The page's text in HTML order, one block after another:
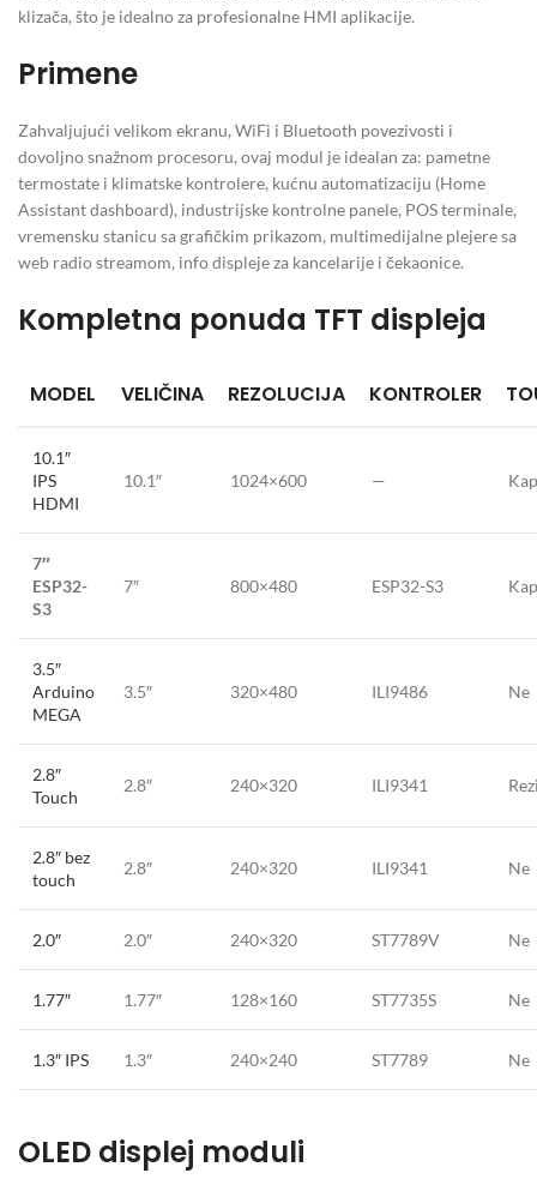
klizača, što je idealno za profesionalne HMI aplikacije.
Primene
Zahvaljujući velikom ekranu, WiFi i Bluetooth povezivosti i
dovoljno snažnom procesoru, ovaj modul je idealan za: pametne
termostate i klimatske kontrolere, kućnu automatizaciju (Home
Assistant dashboard), industrijske kontrolne panele, POS terminale,
vremensku stanicu sa grafičkim prikazom, multimedijalne plejere sa
web radio streamom, info displeje za kancelarije i čekaonice.
Kompletna ponuda TFT displeja
MODEL VELIČINA REZOLUCIJA KONTROLER
10.1″
IPS
HDMI
10.1″ 1024×600 —
7″
ESP32-
S3
7″ 800×480 ESP32-S3
3.5″
Arduino
MEGA
3.5″ 320×480 ILI9486 Ne
2.8″
Touch
2.8″ 240×320 ILI9341
2.8″ bez
touch
2.8″ 240×320 ILI9341 Ne
2.0″ 2.0″ 240×320 ST7789V Ne
1.77″ 1.77″ 128×160 ST7735S Ne
1.3″ IPS 1.3″ 240×240 ST7789 Ne
OLED displej moduli